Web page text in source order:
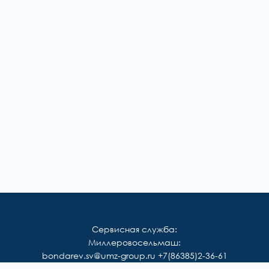
Сервисная служба:
Миллеровосельмаш:
bondarev.sv@umz-group.ru +7(86385)2-36-61